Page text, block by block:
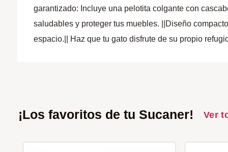
garantizado: Incluye una pelotita colgante con
saludables y proteger tus muebles. ||Diseño
espacio.|| Haz que tu gato disfrute de su propio
¡Los favoritos de tu Sucaner! Ver